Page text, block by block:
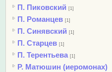
П. Пиковский [1]
П. Романцев [1]
П. Синявский [1]
П. Старцев [1]
П. Терентьева [1]
Р. Матюшин (иеромонах)